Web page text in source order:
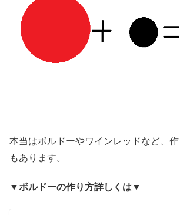
本当はボルドーやワインレッドなど、
もあります。
▼ボルドーの作り方詳しくは▼